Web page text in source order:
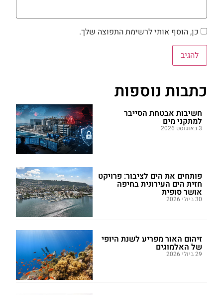
כן, הוסף אותי לרשימת התפוצה שלך.
כתבות נוספות
חשיבות אבטחת הסייבר
למתקני מים
3 באוגוסט 2026
פותחים את הים לציבור: פרויקט
חזית הים העירונית בחיפה
אושר סופית
30 ביולי 2026
זיהום האור מפריע לשנת היופי
של האלמוגים
29 ביולי 2026